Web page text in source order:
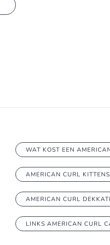
WAT KOST EEN
AMERICAN CURL KITTENS
AMERICAN CURL
LINKS AMERICAN CURL